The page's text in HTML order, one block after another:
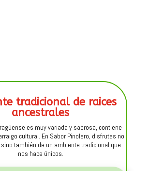
tradicional de raices
ancestrales
es muy variada y sabrosa, contiene
cultural. En Sabor Pinolero, disfrutas no
también de un ambiente tradicional que
nos hace únicos.